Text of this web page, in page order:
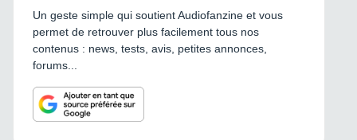
Un geste simple qui soutient Audiofanzine et vous
permet de retrouver plus facilement tous nos
contenus : news, tests, avis, petites annonces,
forums...